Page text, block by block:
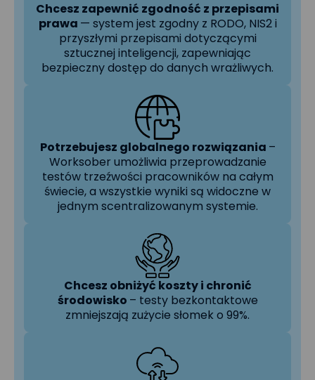
Chcesz zapewnić zgodność z przepisami
prawa — system jest zgodny z RODO, NIS2 i
przyszłymi przepisami dotyczącymi
sztucznej inteligencji, zapewniając
bezpieczny dostęp do danych wrażliwych.
Potrzebujesz globalnego rozwiązania –
Worksober umożliwia przeprowadzanie
testów trzeźwości pracowników na całym
świecie, a wszystkie wyniki są widoczne w
jednym scentralizowanym systemie.
Chcesz obniżyć koszty i chronić
środowisko – testy bezkontaktowe
zmniejszają zużycie słomek o 99%.